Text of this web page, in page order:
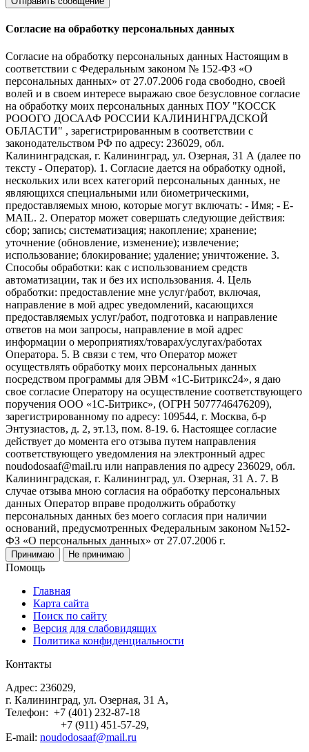
Согласие на обработку персональных данных
Согласие на обработку персональных данных Настоящим в
соответствии с Федеральным законом № 152-ФЗ «О
персональных данных» от 27.07.2006 года свободно, своей
волей и в своем интересе выражаю свое безусловное согласие
на обработку моих персональных данных ПОУ "КОССК
РОООГО ДОСААФ РОССИИ КАЛИНИНГРАДСКОЙ
ОБЛАСТИ" , зарегистрированным в соответствии с
законодательством РФ по адресу: 236029, обл.
Калининградская, г. Калининград, ул. Озерная, 31 А (далее по
тексту - Оператор). 1. Согласие дается на обработку одной,
нескольких или всех категорий персональных данных, не
являющихся специальными или биометрическими,
предоставляемых мною, которые могут включать: - Имя; - E-
MAIL. 2. Оператор может совершать следующие действия:
сбор; запись; систематизация; накопление; хранение;
уточнение (обновление, изменение); извлечение;
использование; блокирование; удаление; уничтожение. 3.
Способы обработки: как с использованием средств
автоматизации, так и без их использования. 4. Цель
обработки: предоставление мне услуг/работ, включая,
направление в мой адрес уведомлений, касающихся
предоставляемых услуг/работ, подготовка и направление
ответов на мои запросы, направление в мой адрес
информации о мероприятиях/товарах/услугах/работах
Оператора. 5. В связи с тем, что Оператор может
осуществлять обработку моих персональных данных
посредством программы для ЭВМ «1С-Битрикс24», я даю
свое согласие Оператору на осуществление соответствующего
поручения ООО «1С-Битрикс», (ОГРН 5077746476209),
зарегистрированному по адресу: 109544, г. Москва, б-р
Энтузиастов, д. 2, эт.13, пом. 8-19. 6. Настоящее согласие
действует до момента его отзыва путем направления
соответствующего уведомления на электронный адрес
noudodosaaf@mail.ru или направления по адресу 236029, обл.
Калининградская, г. Калининград, ул. Озерная, 31 А. 7. В
случае отзыва мною согласия на обработку персональных
данных Оператор вправе продолжить обработку
персональных данных без моего согласия при наличии
оснований, предусмотренных Федеральным законом №152-
ФЗ «О персональных данных» от 27.07.2006 г.
Принимаю Не принимаю
Помощь
Главная
Карта сайта
Поиск по сайту
Версия для слабовидящих
Политика конфиденциальности
Контакты
Адрес: 236029,
г. Калининград, ул. Озерная, 31 А,
Телефон: +7 (401) 232-87-18
+7 (911) 451-57-29,
E-mail: noudodosaaf@mail.ru